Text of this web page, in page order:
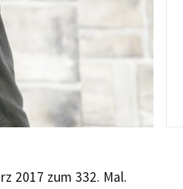
2017 zum 332. Mal.